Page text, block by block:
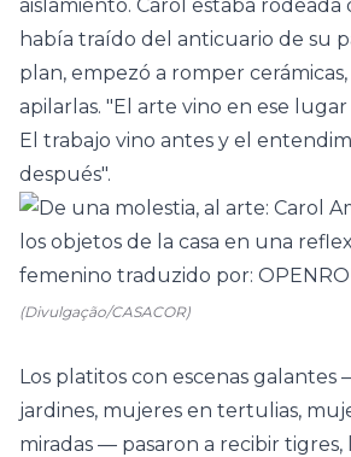
aislamiento. Carol estaba rodeada
había traído del anticuario de su
plan, empezó a romper
apilarlas. "El arte vino en ese
El trabajo vino antes y el
después".
(Divulgação/CASACOR)
Los platitos con escenas galantes
jardines, mujeres en tertulias,
miradas — pasaron a recibir tigres,